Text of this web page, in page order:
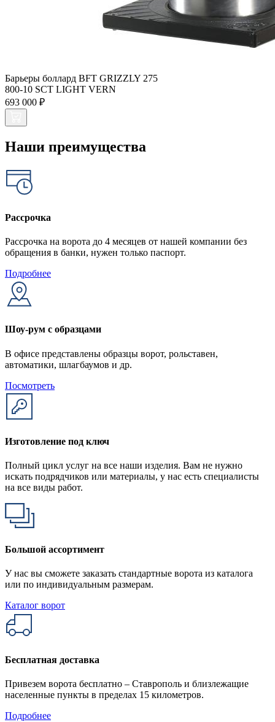
Барьеры боллард BFT GRIZZLY 275
800-10 SCT LIGHT VERN
693 000 ₽
Наши преимущества
Рассрочка
Рассрочка на ворота до 4 месяцев от нашей компании без
обращения в банки, нужен только паспорт.
Подробнее
Шоу-рум с образцами
В офисе представлены образцы ворот, рольставен,
автоматики, шлагбаумов и др.
Посмотреть
Изготовление под ключ
Полный цикл услуг на все наши изделия. Вам не нужно
искать подрядчиков или материалы, у нас есть специалисты
на все виды работ.
Большой ассортимент
У нас вы сможете заказать стандартные ворота из каталога
или по индивидуальным размерам.
Каталог ворот
Бесплатная доставка
Привезем ворота бесплатно – Ставрополь и близлежащие
населенные пункты в пределах 15 километров.
Подробнее